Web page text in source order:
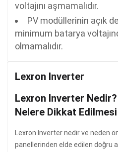
voltajını aşmamalıdır.
PV modüllerinin açık
minimum batarya
olmamalıdır.
Lexron Inverter
Lexron Inverter Nedir?
Nelere Dikkat
Lexron Inverter nedir ve neden
panellerinden elde edilen doğru